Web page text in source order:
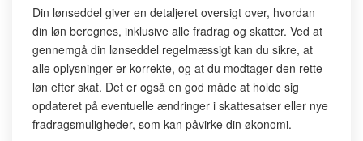
Din lønseddel giver en detaljeret oversigt over, hvordan
din løn beregnes, inklusive alle fradrag og skatter. Ved at
gennemgå din lønseddel regelmæssigt kan du sikre, at
alle oplysninger er korrekte, og at du modtager den rette
løn efter skat. Det er også en god måde at holde sig
opdateret på eventuelle ændringer i skattesatser eller nye
fradragsmuligheder, som kan påvirke din økonomi.